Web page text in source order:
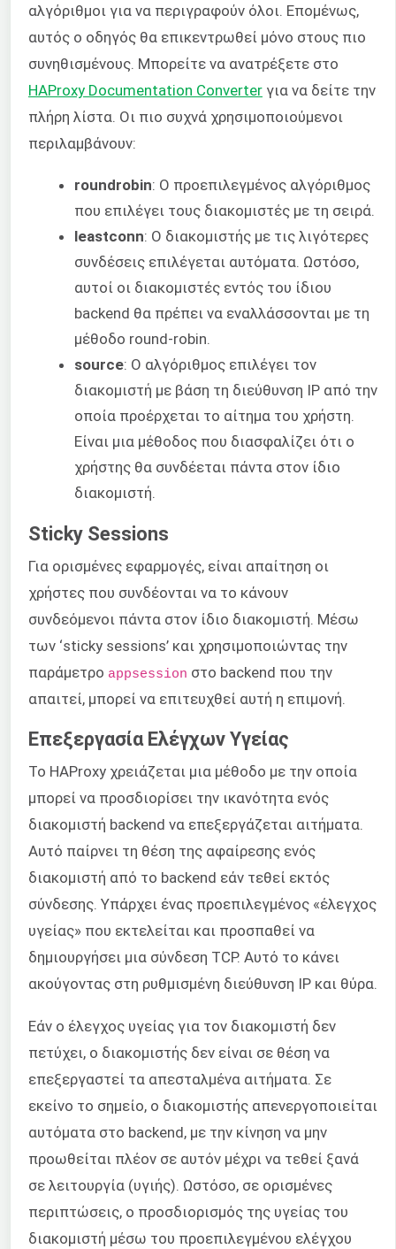
αλγόριθμοι για να περιγραφούν όλοι. Επομένως,
αυτός ο οδηγός θα επικεντρωθεί μόνο στους πιο
συνηθισμένους. Μπορείτε να ανατρέξετε στο
HAProxy Documentation Converter για να δείτε την
πλήρη λίστα. Οι πιο συχνά χρησιμοποιούμενοι
περιλαμβάνουν:
roundrobin: Ο προεπιλεγμένος αλγόριθμος
που επιλέγει τους διακομιστές με τη σειρά.
leastconn: Ο διακομιστής με τις λιγότερες
συνδέσεις επιλέγεται αυτόματα. Ωστόσο,
αυτοί οι διακομιστές εντός του ίδιου
backend θα πρέπει να εναλλάσσονται με τη
μέθοδο round-robin.
source: Ο αλγόριθμος επιλέγει τον
διακομιστή με βάση τη διεύθυνση IP από την
οποία προέρχεται το αίτημα του χρήστη.
Είναι μια μέθοδος που διασφαλίζει ότι ο
χρήστης θα συνδέεται πάντα στον ίδιο
διακομιστή.
Sticky Sessions
Για ορισμένες εφαρμογές, είναι απαίτηση οι
χρήστες που συνδέονται να το κάνουν
συνδεόμενοι πάντα στον ίδιο διακομιστή. Μέσω
των ‘sticky sessions’ και χρησιμοποιώντας την
παράμετρο appsession στο backend που την
απαιτεί, μπορεί να επιτευχθεί αυτή η επιμονή.
Επεξεργασία Ελέγχων Υγείας
Το HAProxy χρειάζεται μια μέθοδο με την οποία
μπορεί να προσδιορίσει την ικανότητα ενός
διακομιστή backend να επεξεργάζεται αιτήματα.
Αυτό παίρνει τη θέση της αφαίρεσης ενός
διακομιστή από το backend εάν τεθεί εκτός
σύνδεσης. Υπάρχει ένας προεπιλεγμένος «έλεγχος
υγείας» που εκτελείται και προσπαθεί να
δημιουργήσει μια σύνδεση TCP. Αυτό το κάνει
ακούγοντας στη ρυθμισμένη διεύθυνση IP και θύρα.
Εάν ο έλεγχος υγείας για τον διακομιστή δεν
πετύχει, ο διακομιστής δεν είναι σε θέση να
επεξεργαστεί τα απεσταλμένα αιτήματα. Σε
εκείνο το σημείο, ο διακομιστής απενεργοποιείται
αυτόματα στο backend, με την κίνηση να μην
προωθείται πλέον σε αυτόν μέχρι να τεθεί ξανά
σε λειτουργία (υγιής). Ωστόσο, σε ορισμένες
περιπτώσεις, ο προσδιορισμός της υγείας του
διακομιστή μέσω του προεπιλεγμένου ελέγχου